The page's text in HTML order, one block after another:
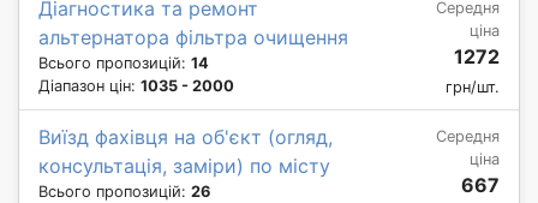
Діагностика та ремонт
альтернатора фільтра очищення
Всього пропозицій: 14
Діапазон цін: 1035 - 2000
Середня
ціна
1272
грн/шт.
Виїзд фахівця на об'єкт (огляд,
консультація, заміри) по місту
Всього пропозицій: 26
Середня
ціна
667